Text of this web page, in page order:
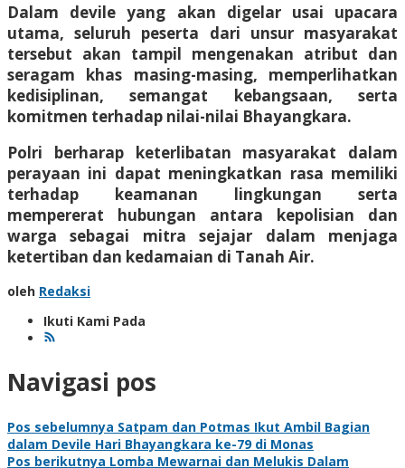
Dalam devile yang akan digelar usai upacara
utama, seluruh peserta dari unsur masyarakat
tersebut akan tampil mengenakan atribut dan
seragam khas masing-masing, memperlihatkan
kedisiplinan, semangat kebangsaan, serta
komitmen terhadap nilai-nilai Bhayangkara.
Polri berharap keterlibatan masyarakat dalam
perayaan ini dapat meningkatkan rasa memiliki
terhadap keamanan lingkungan serta
mempererat hubungan antara kepolisian dan
warga sebagai mitra sejajar dalam menjaga
ketertiban dan kedamaian di Tanah Air.
oleh Redaksi
Ikuti Kami Pada
Navigasi pos
Pos sebelumnya Satpam dan Potmas Ikut Ambil Bagian
dalam Devile Hari Bhayangkara ke-79 di Monas
Pos berikutnya Lomba Mewarnai dan Melukis Dalam